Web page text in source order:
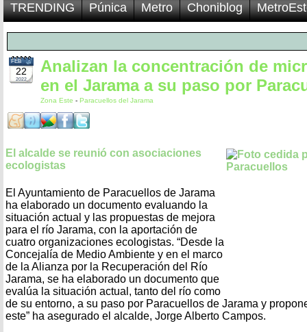
TRENDING Púnica Metro Choniblog
22
FEB
2022
Analizan la concentración de
en el Jarama a su paso por
Zona Este - Paracuellos del Jarama
El alcalde se reunió con asociaciones
ecologistas
El Ayuntamiento de Paracuellos de Jarama
ha elaborado un documento evaluando la
situación actual y las propuestas de mejora
para el río Jarama, con la aportación de
cuatro organizaciones ecologistas. “Desde la
Concejalía de Medio Ambiente y en el marco
de la Alianza por la Recuperación del Río
Jarama, se ha elaborado un documento que
evalúa la situación actual, tanto del río como
de su entorno, a su paso por Paracuellos de Jarama y
este” ha asegurado el alcalde, Jorge Alberto Campos.